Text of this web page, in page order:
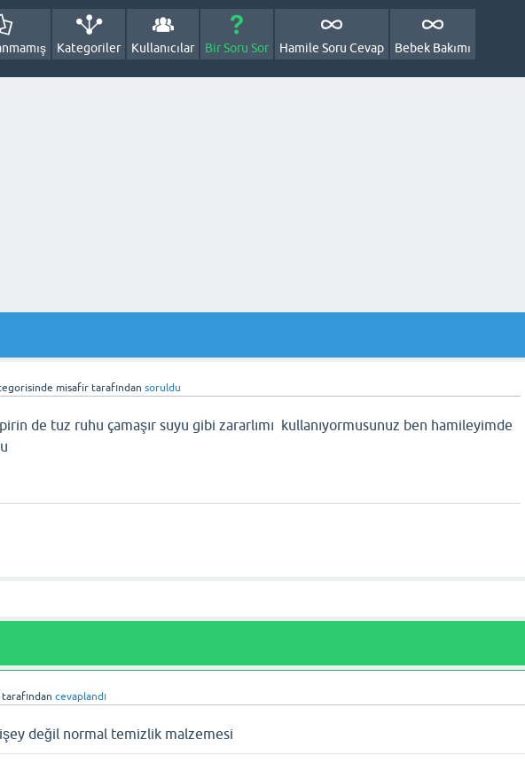
Kategoriler Kullanıcılar Bir Soru Sor Hamile Soru Cevap Bebek Bakımı
misafir tarafından soruldu
de tuz ruhu çamaşır suyu gibi zararlımı kullanıyormusunuz ben hamileyimde
tarafından cevaplandı
değil normal temizlik malzemesi